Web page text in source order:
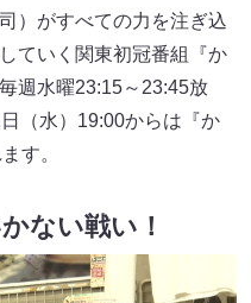
）がすべての力を注ぎ込
ていく関東初冠番組『か
週水曜23:15～23:45放
（水）19:00からは『か
す。
ない戦い！